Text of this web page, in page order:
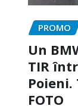
PROMO
Un
TIR
FOTO